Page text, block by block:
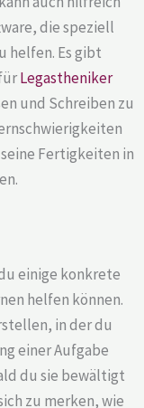
die speziell
Es gibt
Legastheniker
und Schreiben zu
Fertigkeiten in
einige konkrete
helfen können.
in der du
einer Aufgabe
du sie bewältigt
zu merken, wie